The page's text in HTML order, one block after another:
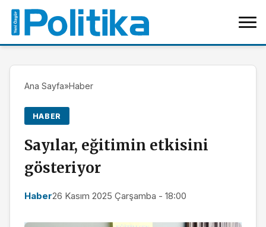
Ana Sayfa»Haber
HABER
Sayılar, eğitimin etkisini
gösteriyor
Haber26 Kasım 2025 Çarşamba - 18:00